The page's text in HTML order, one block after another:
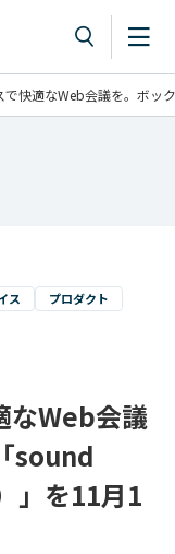
で快適なWeb会議を。ボ
ス プロダクト
なWeb会議
sound
」を11月1